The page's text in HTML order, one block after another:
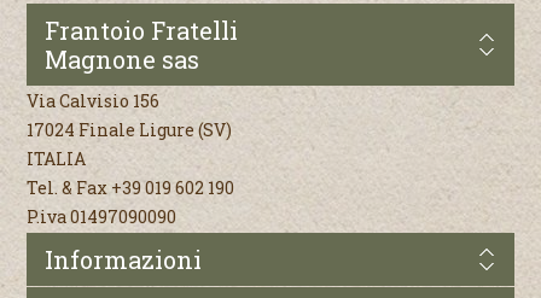
Frantoio Fratelli
Magnone sas
Via Calvisio 156
17024 Finale Ligure (SV)
ITALIA
Tel. & Fax +39 019 602 190
P.iva 01497090090
Informazioni